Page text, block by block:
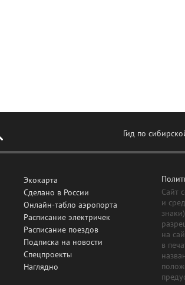
Гид по
Экокарта
Сделано в России
Онлайн-табло аэропорта
Расписание электричек
Расписание поездов
Подписка на новости
Спецпроекты
Наглядно
Сайт
и
на
в